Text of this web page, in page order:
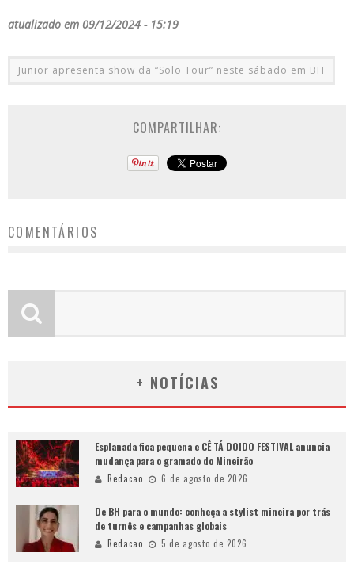
atualizado em 09/12/2024 - 15:19
Junior apresenta show da “Solo Tour” neste sábado em BH
COMPARTILHAR:
COMENTÁRIOS
+ NOTÍCIAS
Esplanada fica pequena e CÊ TÁ DOIDO FESTIVAL anuncia
mudança para o gramado do Mineirão
Redacao 6 de agosto de 2026
De BH para o mundo: conheça a stylist mineira por trás
de turnês e campanhas globais
Redacao 5 de agosto de 2026